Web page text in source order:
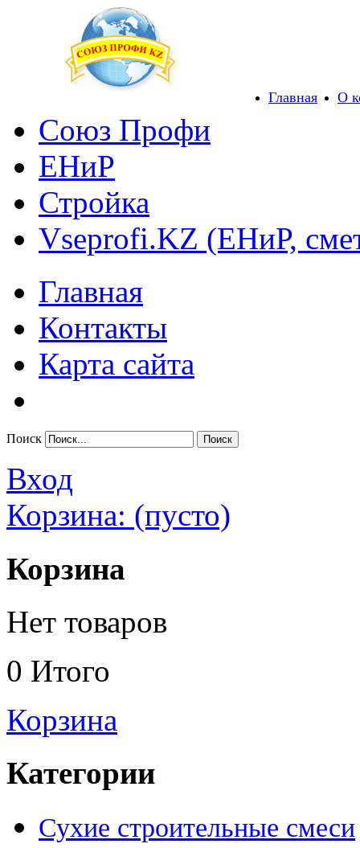
Главная О
Союз Профи
ЕНиР
Стройка
Vseprofi.KZ (ЕНиР,
Главная
Контакты
Карта сайта
Поиск
Вход
Корзина: (пусто)
Корзина
Нет товаров
0 Итого
Корзина
Категории
Сухие строительные смеси